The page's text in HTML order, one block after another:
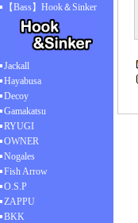
【Bass】Hook＆Sinker
Jackall
Hayabusa
Decoy
Gamakatsu
RYUGI
OWNER
Nogales
Fish Arrow
O.S.P
ZAPPU
BKK